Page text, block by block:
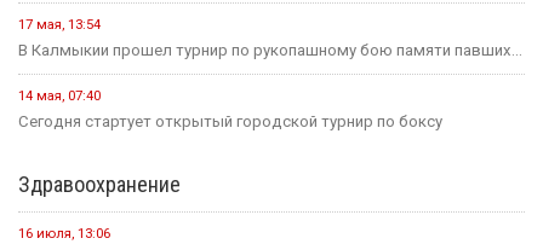
17 мая, 13:54
В Калмыкии прошел турнир по рукопашному бою памяти павших...
14 мая, 07:40
Сегодня стартует открытый городской турнир по боксу
Здравоохранение
16 июля, 13:06